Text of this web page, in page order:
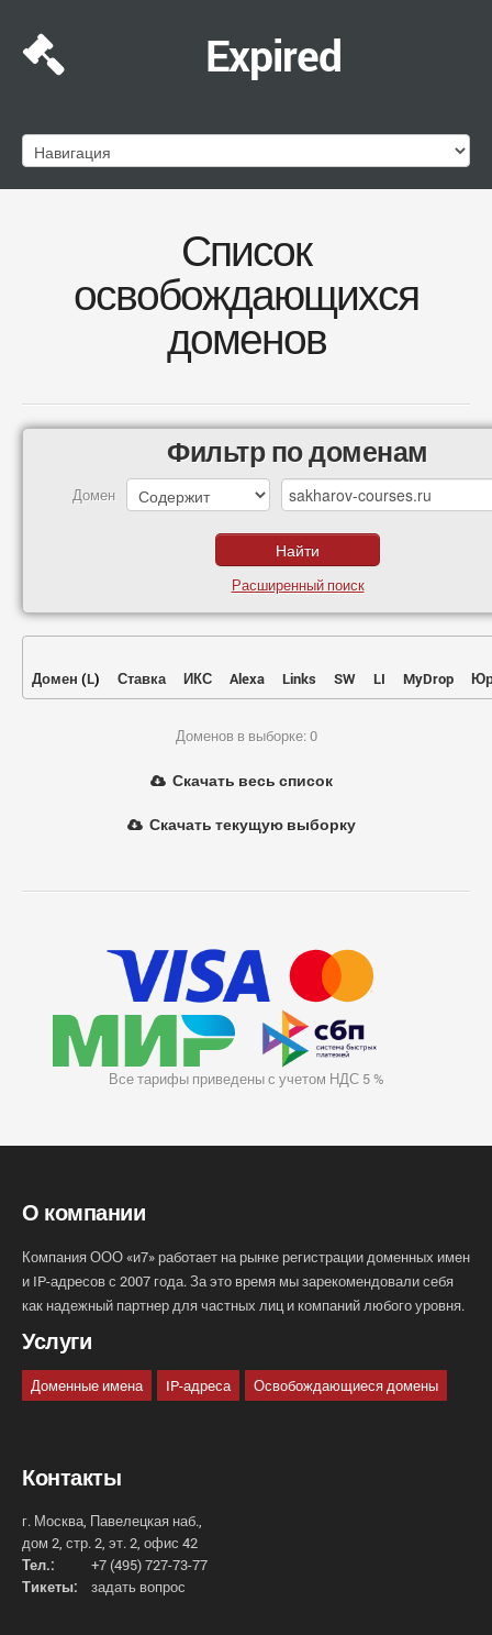
Expired
Список
освобождающихся
доменов
Фильтр по доменам
Домен
Расширенный поиск
Домен (L) Ставка ИКС Alexa Links SW LI MyDrop
Доменов в выборке: 0
Скачать весь список
Скачать текущую выборку
Все тарифы приведены с учетом НДС 5 %
О компании
Компания ООО «и7» работает на рынке регистрации доменных имен
и IP-адресов с 2007 года. За это время мы зарекомендовали себя
как надежный партнер для частных лиц и компаний любого уровня.
Услуги
Доменные имена IP-адреса Освобождающиеся домены
Контакты
г. Москва, Павелецкая наб.,
дом 2, стр. 2, эт. 2, офис 42
Тел.:
+7 (495) 727-73-77
Тикеты:
задать вопрос